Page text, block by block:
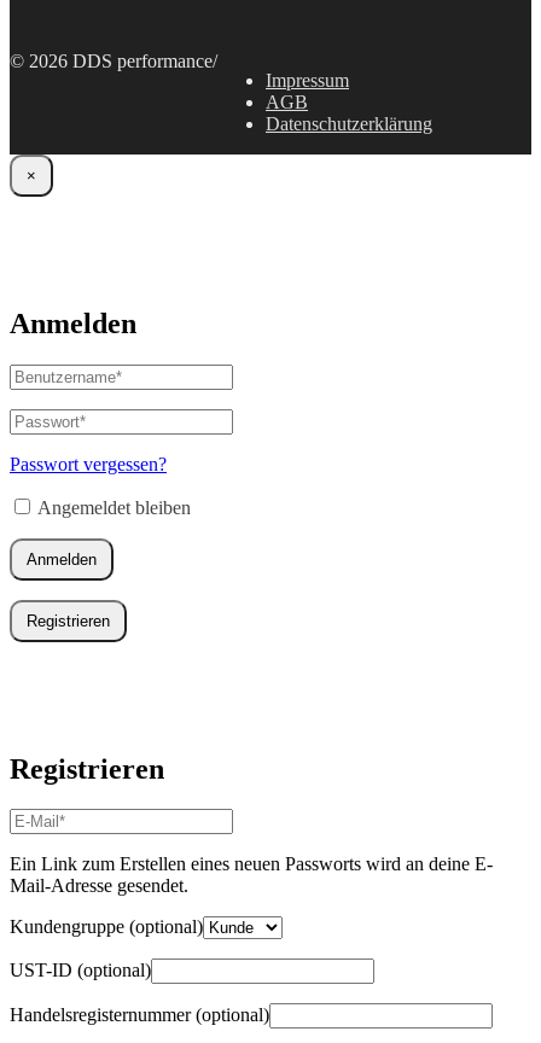
© 2026 DDS performance/
Impressum
AGB
Datenschutzerklärung
×
Anmelden
Benutzername
oder
E-
Mail-
Adresse*
Passwort*
Erforderlich
Passwort vergessen?
Angemeldet bleiben
Anmelden
Registrieren
Registrieren
E-
Mail-
Adresse*
Erforderlich
Ein Link zum Erstellen eines neuen Passworts wird an deine E-
Mail-Adresse gesendet.
Kundengruppe (optional)
UST-ID (optional)
Handelsregisternummer(optional)